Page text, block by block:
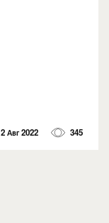
2 Авг 2022 345